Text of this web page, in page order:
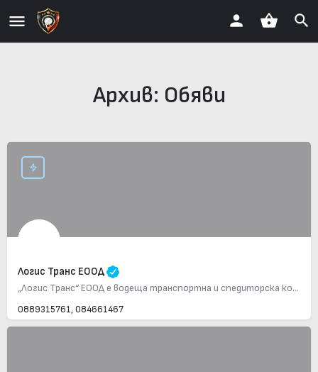
Архив: Обяви
Логис Транс ЕООД
„Логис Транс“ ЕООД е водеща транспортна и спедиторска компания, основана през 1994 г., с офиси в България,…
0889315761, 084661467